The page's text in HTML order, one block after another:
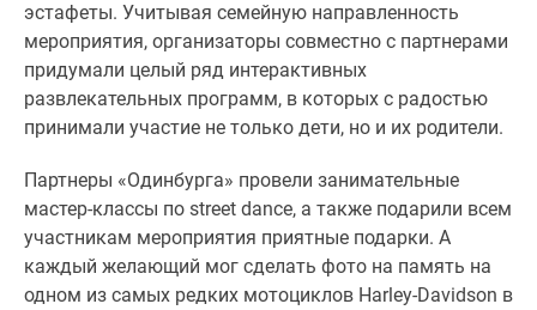
комнатные
Квартиры
карте
калькулятор
Семейная
ипотека
Военная
ипотека
эстафеты. Учитывая семейную направленность
мероприятия, организаторы совместно с партнерами
придумали целый ряд интерактивных
развлекательных программ, в которых с радостью
принимали участие не только дети, но и их родители.
Партнеры «Одинбурга» провели занимательные
мастер-классы по street dance, а также подарили всем
участникам мероприятия приятные подарки. А
каждый желающий мог сделать фото на память на
одном из самых редких мотоциклов Harley-Davidson в